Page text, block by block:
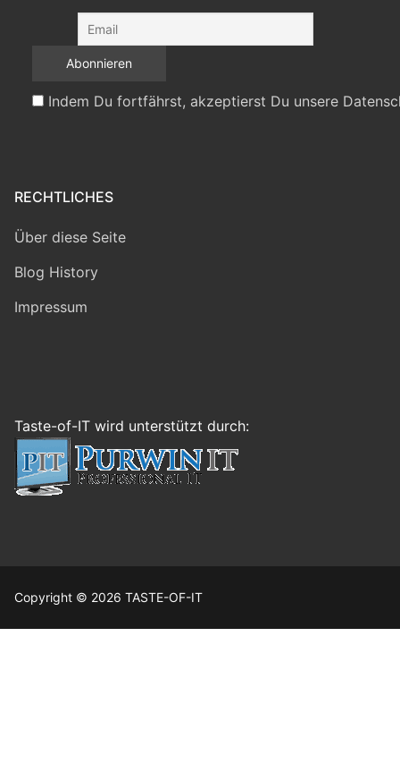
Indem Du fortfährst, akzeptierst Du unsere
RECHTLICHES
Über diese Seite
Blog History
Impressum
Taste-of-IT wird unterstützt durch:
Copyright © 2026 TASTE-OF-IT